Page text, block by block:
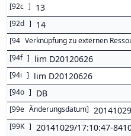
[92c ] 13
[92d ] 14
[94 Verknüpfung zu externen
[94f ] lim D20120626
[94i ] lim D20120626
[94o ] DB
[99e Änderungsdatum]
[99K ] 20141029/17:10:47-